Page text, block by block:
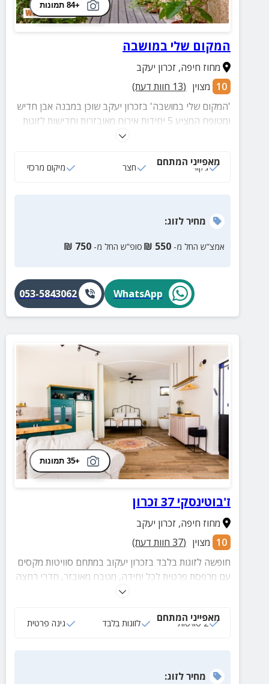
+84 תמונות
המקום שלי במושבה
מחוז חיפה, זכרון יעקב
10 מצוין (
13 חוות דעת)
'המקום שלי במושבה' בזכרון יעקב שוכן במבנה אבן חדיש
ומטופח המציע 5 יחידות אירוח מאובזרות וחדישות לזוגות
ומשפחות בקרבת המדרחוב המציע מגוון רחב ועשיר של
המבטיחות הנאה מרובה לכל גיל.
מאפייני המתחם
ג‘קוזי חצר מיקום מרכזי
מחירלזוג:
אמצ”ש החל מ- 550
₪ סופ”ש החל מ- 750
₪
WhatsApp
053-5843062
+35 תמונות
ז'בוטינסקי 37 זכרון
מחוז חיפה, זכרון יעקב
10 מצוין (
37 חוות דעת)
חופשה לזוגות בלבד בזכרון יעקוב במתחם סוויטות מקסים
עם מרפסת פרטית לכל יחידה, מטבח מאובזר, חדרי רחצה
מושקעים, קרבה למדרחוב זכרון, מסעדות בוטיק, ברים
מאפייני המתחם
2 סוויטות לזוגות בלבד גינה פרטית
מחירלזוג: